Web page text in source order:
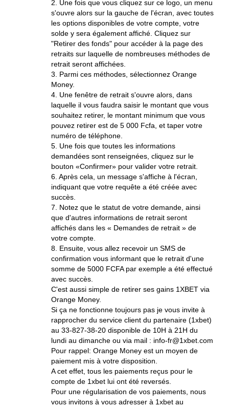
2. Une fois que vous cliquez sur ce logo, un menu
s'ouvre alors sur la gauche de l'écran, avec toutes
les options disponibles de votre compte, votre
solde y sera également affiché. Cliquez sur
"Retirer des fonds" pour accéder à la page des
retraits sur laquelle de nombreuses méthodes de
retrait seront affichées.
3. Parmi ces méthodes, sélectionnez Orange
Money.
4. Une fenêtre de retrait s'ouvre alors, dans
laquelle il vous faudra saisir le montant que vous
souhaitez retirer, le montant minimum que vous
pouvez retirer est de 5 000 Fcfa, et taper votre
numéro de téléphone.
5. Une fois que toutes les informations
demandées sont renseignées, cliquez sur le
bouton «Confirmer» pour valider votre retrait.
6. Après cela, un message s'affiche à l'écran,
indiquant que votre requête a été créée avec
succès.
7. Notez que le statut de votre demande, ainsi
que d'autres informations de retrait seront
affichés dans les « Demandes de retrait » de
votre compte.
8. Ensuite, vous allez recevoir un SMS de
confirmation vous informant que le retrait d'une
somme de 5000 FCFA par exemple a été effectué
avec succès.
C'est aussi simple de retirer ses gains 1XBET via
Orange Money.
Si ça ne fonctionne toujours pas je vous invite à
rapprocher du service client du partenaire (1xbet)
au 33-827-38-20 disponible de 10H à 21H du
lundi au dimanche ou via mail : info-fr@1xbet.com
Pour rappel: Orange Money est un moyen de
paiement mis à votre disposition.
A cet effet, tous les paiements reçus pour le
compte de 1xbet lui ont été reversés.
Pour une régularisation de vos paiements, nous
vous invitons à vous adresser à 1xbet au